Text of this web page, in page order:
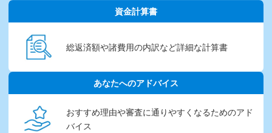
資金計算書
総返済額や諸費用の内訳など詳細な計算書
あなたへのアドバイス
おすすめ理由や審査に通りやすくなるためのアド
バイス